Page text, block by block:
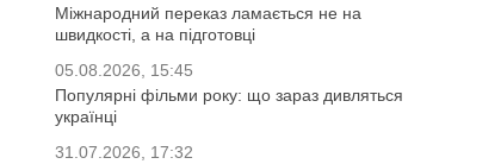
Міжнародний переказ ламається не на
швидкості, а на підготовці
05.08.2026, 15:45
Популярні фільми року: що зараз дивляться
українці
31.07.2026, 17:32